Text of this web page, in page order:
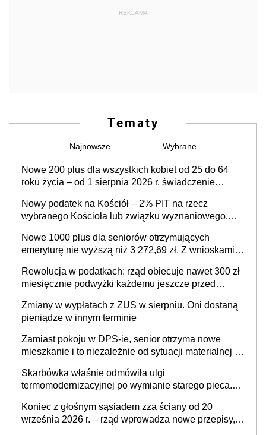
REKLAMA
Tematy
Najnowsze Wybrane
Nowe 200 plus dla wszystkich kobiet od 25 do 64
roku życia – od 1 sierpnia 2026 r. świadczenie
Nowy podatek na Kościół – 2% PIT na rzecz
wybranego Kościoła lub związku wyznaniowego.
finansowania
Nowe 1000 plus dla seniorów otrzymujących
emeryturę nie wyższą niż 3 272,69 zł. Z wnioskami
nie otrzymają
Rewolucja w podatkach: rząd obiecuje nawet 300 zł
miesięcznie podwyżki każdemu jeszcze przed
Zmiany w wypłatach z ZUS w sierpniu. Oni dostaną
pieniądze w innym terminie
Zamiast pokoju w DPS-ie, senior otrzyma nowe
mieszkanie i to niezależnie od sytuacji materialnej –
roku życia
Skarbówka właśnie odmówiła ulgi
termomodernizacyjnej po wymianie starego pieca.
Koniec z głośnym sąsiadem zza ściany od 20
września 2026 r. – rząd wprowadza nowe przepisy,